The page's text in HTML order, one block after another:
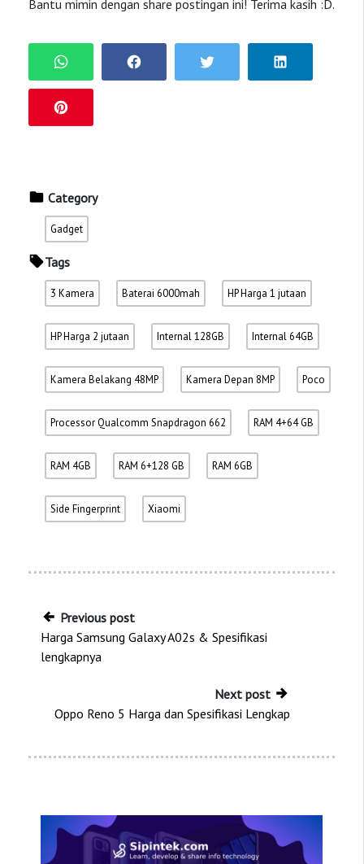
Bantu mimin dengan share postingan ini! Terima kasih :D.
Category
Gadget
Tags
3 Kamera Baterai 6000mah HP Harga 1 jutaan
HP Harga 2 jutaan Internal 128GB Internal 64GB
Kamera Belakang 48MP Kamera Depan 8MP Poco
Processor Qualcomm Snapdragon 662 RAM 4+64 GB
RAM 4GB RAM 6+128 GB RAM 6GB
Side Fingerprint Xiaomi
Previous post
Harga Samsung Galaxy A02s & Spesifikasi
lengkapnya
Next post
Oppo Reno 5 Harga dan Spesifikasi Lengkap